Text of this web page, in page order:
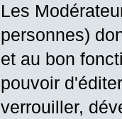
Les
personnes)
et au bon
pouvoir
verrouiller,